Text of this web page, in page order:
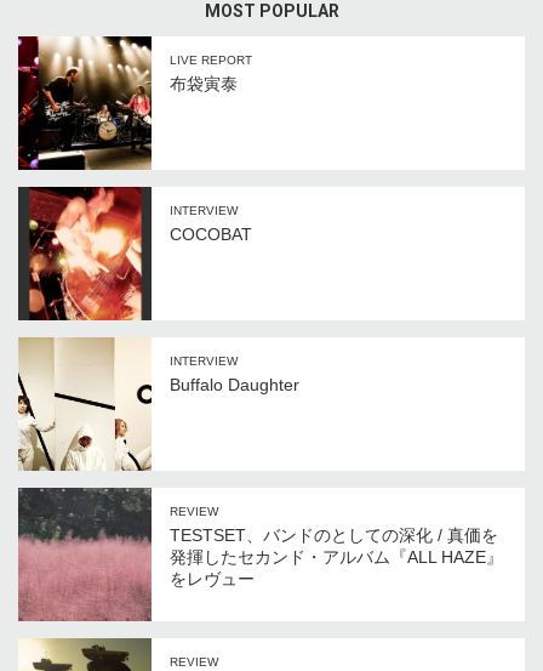
MOST POPULAR
LIVE REPORT
布袋寅泰
INTERVIEW
COCOBAT
INTERVIEW
Buffalo Daughter
REVIEW
TESTSET、バンドのとしての深化 / 真価を
発揮したセカンド・アルバム『ALL HAZE』
をレヴュー
REVIEW